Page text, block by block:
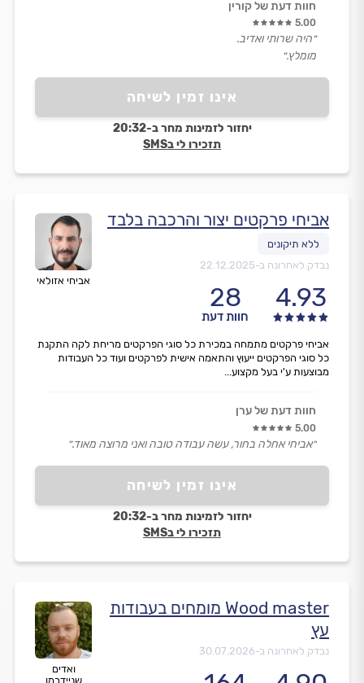
אינו זמין לשיחה
יחזור לזמינות מחר ב-20:32
תזכירו לי בSMS
חוות דעת של קורין
5.00
״היה שרותי ואדיב.
מומלץ.״
אביחי אזולאי
אביחי פרקטים יצור והרכבה בלבד
נבדק לאחרונה ב-22.12.2025
4.93
28
חוות דעת
אינו זמין לשיחה
יחזור לזמינות מחר ב-20:32
תזכירו לי בSMS
אביחי פרקטים מתמחה במכירת כל סוגי הפרקטים מריחת לקה התקנת
כל סוגי הפרקטים ייעוץ והתאמה אישית לפרקטים ועוד כל העבודות
מבוצעות ע'י בעל מקצוע...
חוות דעת של ערן
5.00
״אביחי אחלה בחור, עשה עבודה טובה ואני מרוצה מאוד.״
ואדים
שניידרמן
Wood master מומחים בעבודות
עץ
נבדק לאחרונה ב-30.07.2026